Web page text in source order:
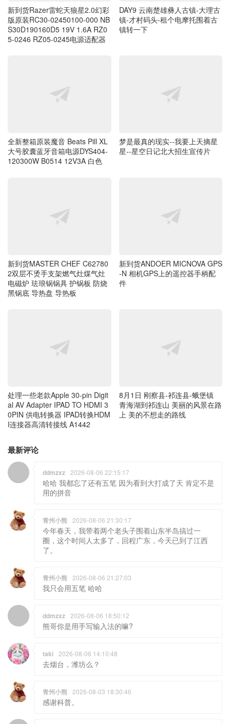
新到货Razer雷蛇天狼星2.0幻彩
版原装RC30-02450100-000 NB
S30D190160D5 19V 1.6A RZ0
5-0246 RZ05-0245电源适配器
DAY9 云南楚雄彝人古镇-大理古
镇-才村码头-租个电摩托围着古
镇转一下
全新整箱原装魔音 Beats Pill XL
大号胶囊蓝牙音箱电源DYS404-
120300W B0514 12V3A 白色
梦是最真的现实--我要上天摘星
星--星空日记北大招生宣传片
新到货MASTER CHEF C62780
2双层不烫手支架燃气灶煤气灶
电磁炉 珐琅锅锅具 护锅板 防烧
黑锅底 导热盘 导热板
新到货ANDOER MICNOVA GPS
-N 相机GPS上的遥控器手柄配
件
处理一些老款Apple 30-pin Digit
al AV Adapter IPAD TO HDMI 3
0PIN 供电转换器 IPAD转换HDM
I连接器高清转接线 A1442
8月1日 刚察县-祁连县-蛾堡镇
青海湖到祁连山 美丽的风景在路
上 美的不想走的路线
最新评论
ddmzxz 2026-08-06 22:15:17
哈哈 我都忘了还有五笔 因为看到大打成了天 肯定不是
用的拼音
青州小熊 2026-08-06 21:30:17
今年春天，我带着两个老头子围着山东半岛搞过一
圈，这个时间人太多了，回程广东，今天已到了江西
了。
青州小熊 2026-08-06 21:27:03
我只会用五笔 哈哈
ddmzxz 2026-08-06 18:50:12
熊哥你是用手写输入法的嘛?
taki 2026-08-06 14:10:48
去烟台，潍坊么？
青州小熊 2026-08-03 18:30:46
感谢科普。